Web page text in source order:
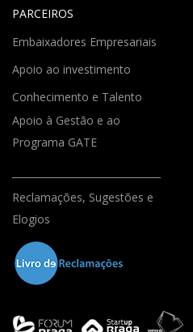
PARCEIROS
Embaixadores Empresariais
Apoio ao investimento
Conhecimento e Talento
Apoio à Gestão e ao
Programa GATE
Reclamações, Sugestões e
Elogios